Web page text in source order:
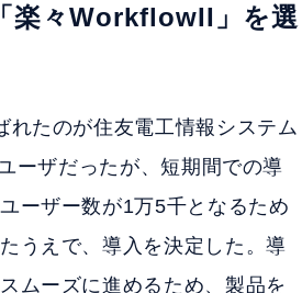
楽々WorkflowII」を選
たのが住友電工情報システム
ーザだったが、短期間での導
ーザー数が1万5千となるため
うえで、導入を決定した。導
ムーズに進めるため、製品を